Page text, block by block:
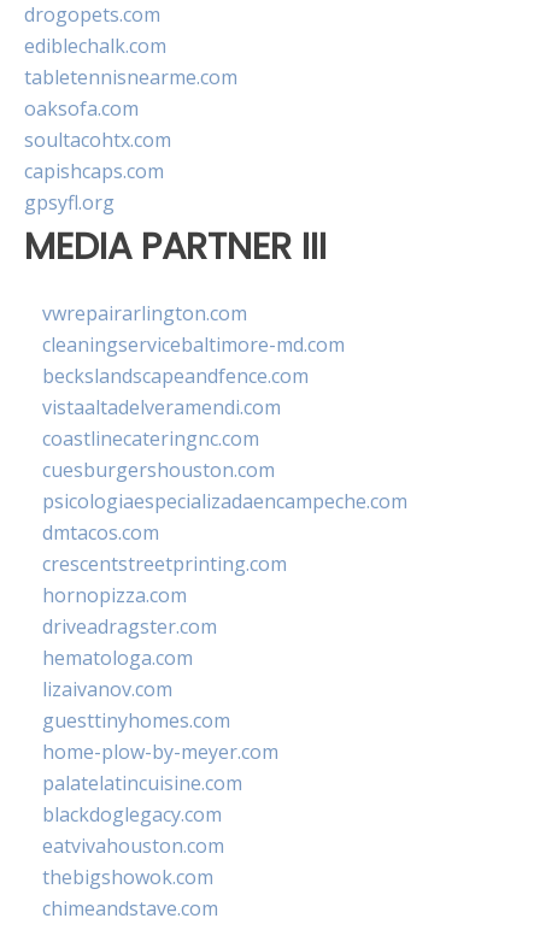
drogopets.com
ediblechalk.com
tabletennisnearme.com
oaksofa.com
soultacohtx.com
capishcaps.com
gpsyfl.org
MEDIA PARTNER III
vwrepairarlington.com
cleaningservicebaltimore-md.com
beckslandscapeandfence.com
vistaaltadelveramendi.com
coastlinecateringnc.com
cuesburgershouston.com
psicologiaespecializadaencampeche.com
dmtacos.com
crescentstreetprinting.com
hornopizza.com
driveadragster.com
hematologa.com
lizaivanov.com
guesttinyhomes.com
home-plow-by-meyer.com
palatelatincuisine.com
blackdoglegacy.com
eatvivahouston.com
thebigshowok.com
chimeandstave.com